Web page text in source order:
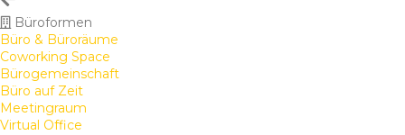
Büroformen
Büro & Büroräume
Coworking Space
Bürogemeinschaft
Büro auf Zeit
Meetingraum
Virtual Office